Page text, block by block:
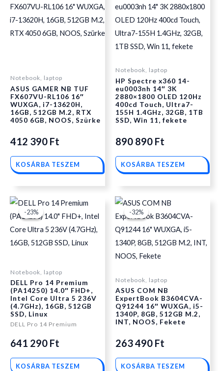
Notebook, laptop
ASUS GAMER NB TUF
FX607VU-RL106 16″
WUXGA, i7-13620H,
16GB, 512GB M.2, RTX
4050 6GB, NOOS, Szürke
412 390 Ft
KOSÁRBA TESZEM
Notebook, laptop
HP Spectre x360 14-
eu0003nh 14″ 3K
2880×1800 OLED 120Hz
400cd Touch, Ultra7-
155H 1.4GHz, 32GB, 1TB
SSD, Win 11, fekete
890 890 Ft
KOSÁRBA TESZEM
-23%
-23%
Notebook, laptop
DELL Pro 14 Premium
(PA14250) 14.0″ FHD+,
Intel Core Ultra 5 236V
(4.7GHz), 16GB, 512GB
SSD, Linux
DELL Pro 14 Premium
Original
price
was:
707
890 Ft.
641 290 Ft
Current
price
is:
641
290 Ft.
KOSÁRBA TESZEM
-32%
-32%
Notebook, laptop
ASUS COM NB
ExpertBook B3604CVA-
Q91244 16″ WUXGA, i5-
1340P, 8GB, 512GB M.2,
INT, NOOS, Fekete
Original
price
387
890 Ft.
263 490 Ft
Current
price
263
490 Ft.
KOSÁRBA TESZEM